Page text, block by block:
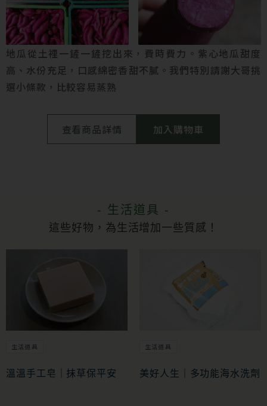
地瓜從土裡一鏟一鏟挖出來，費時費力。紫心地瓜甜度
高、水份充足，口感綿密香甜不膩。我們特別請謝大哥挑
選小條款，比較容易蒸熟
查看商品詳情 加入購物車
- 生活道具 -
這些好物，為生活增加一些質感！
生活道具
溫溫手工皂｜抹草保平安
生活道具
美好人生｜多功能海水洗劑